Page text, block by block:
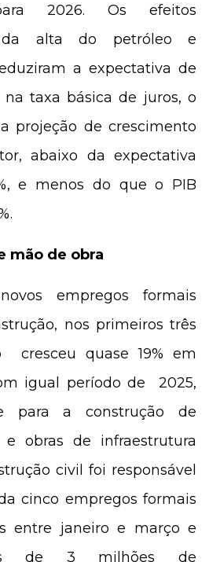
2026. Os efeitos
da alta do petróleo e
a expectativa de
na taxa básica de juros, o
projeção de crescimento
abaixo da expectativa
e menos do que o PIB
mão de obra
empregos formais
nos primeiros três
cresceu quase 19% em
igual período de 2025,
para a construção de
e obras de infraestrutura
civil foi responsável
cinco empregos formais
entre janeiro e março e
de 3 milhões de